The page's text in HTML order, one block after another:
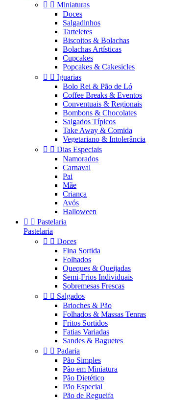
  Miniaturas
Doces
Salgadinhos
Tarteletes
Biscoitos & Bolachas
Bolachas Artísticas
Cupcakes
Popcakes & Cakesicles
  Iguarias
Bolo Rei & Pão de Ló
Coffee Breaks & Eventos
Conventuais & Regionais
Bombons & Chocolates
Salgados Típicos
Take Away & Comida
Vegetariano & Intolerância
  Dias Especiais
Namorados
Carnaval
Pai
Mãe
Criança
Avós
Halloween
  Pastelaria
Pastelaria
  Doces
Fina Sortida
Folhados
Queques & Queijadas
Semi-Frios Individuais
Sobremesas Frescas
  Salgados
Brioches & Pão
Folhados & Massas Tenras
Fritos Sortidos
Fatias Variadas
Sandes & Baguetes
  Padaria
Pão Simples
Pão em Miniatura
Pão Dietético
Pão Especial
Pão de Regueifa